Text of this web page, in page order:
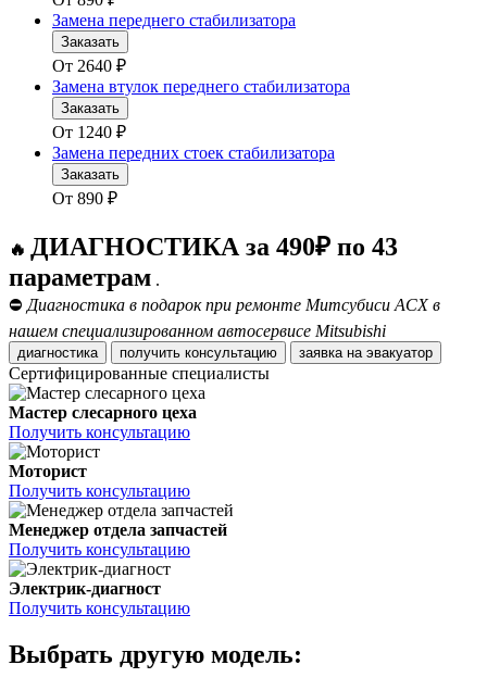
Замена переднего стабилизатора
Заказать
От 2640 ₽
Замена втулок переднего стабилизатора
Заказать
От 1240 ₽
Замена передних стоек стабилизатора
Заказать
От 890 ₽
🔥 ДИАГНОСТИКА за 490₽ по 43
параметрам .
⛔ Диагностика в подарок при ремонте Митсубиси АСХ в
нашем специализированном автосервисе Mitsubishi
диагностика получить консультацию заявка на эвакуатор
Сертифицированные специалисты
Мастер слесарного цеха
Получить консультацию
Моторист
Получить консультацию
Менеджер отдела запчастей
Получить консультацию
Электрик-диагност
Получить консультацию
Выбрать другую модель: